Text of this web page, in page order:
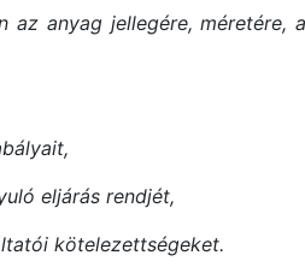
anyag jellegére,
eljárás rendjét,
kötelezettségeket.